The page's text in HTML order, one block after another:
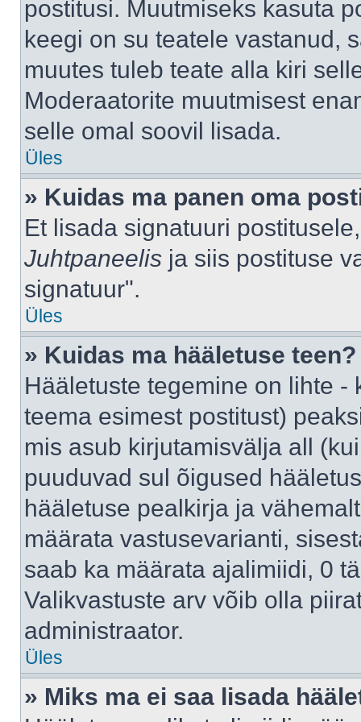
postitusi. Muutmiseks kasuta
keegi on su teatele vastanud,
muutes tuleb teate alla kiri
Moderaatorite muutmisest
selle omal soovil lisada.
Üles
» Kuidas ma panen oma
Et lisada signatuuri
Juhtpaneelis ja siis postituse
signatuur".
Üles
» Kuidas ma hääletuse teen?
Hääletuste tegemine on lihte
teema esimest postitust)
mis asub kirjutamisvälja all
puuduvad sul õigused
hääletuse pealkirja ja
määrata vastusevarianti,
saab ka määrata ajalimiidi, 0
Valikvastuste arv võib olla
administraator.
Üles
» Miks ma ei saa lisada